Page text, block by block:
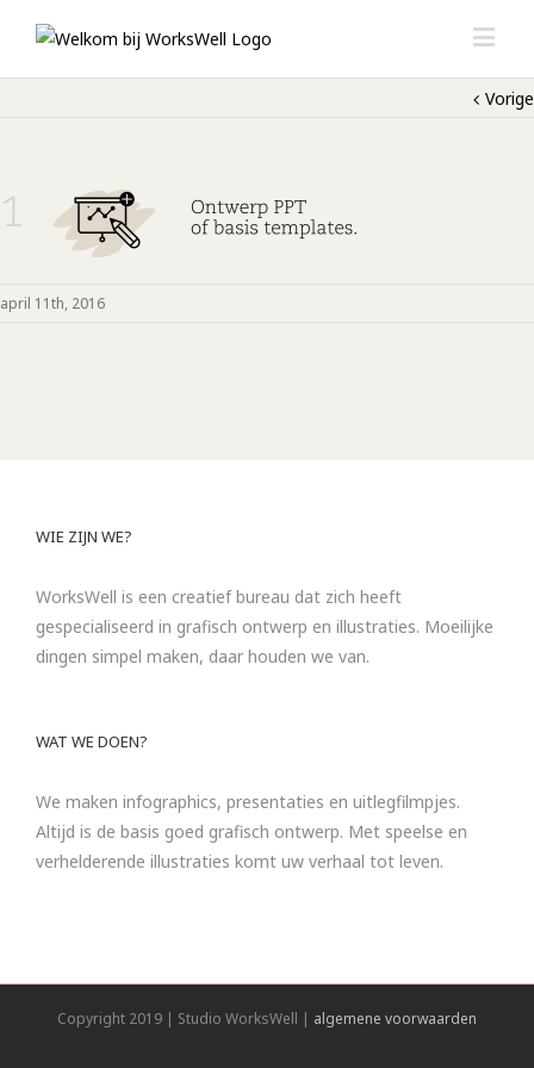
Vorige
april 11th, 2016
WIE ZIJN WE?
WorksWell is een creatief bureau dat zich heeft
gespecialiseerd in grafisch ontwerp en illustraties. Moeilijke
dingen simpel maken, daar houden we van.
WAT WE DOEN?
We maken infographics, presentaties en uitlegfilmpjes.
Altijd is de basis goed grafisch ontwerp. Met speelse en
verhelderende illustraties komt uw verhaal tot leven.
Copyright 2019 | Studio WorksWell | algemene voorwaarden